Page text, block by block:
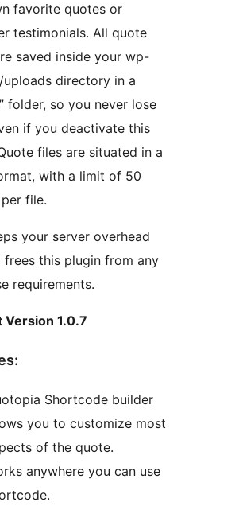
favorite quotes or
testimonials. All quote
saved inside your wp-
directory in a
folder, so you never lose
if you deactivate this
files are situated in a
with a limit of 50
file.
your server overhead
frees this plugin from any
requirements.
Version 1.0.7
Shortcode builder
you to customize most
of the quote.
anywhere you can use